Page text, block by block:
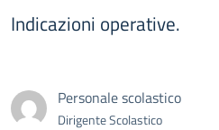
Indicazioni operative.
Personale scolastico
Dirigente Scolastico